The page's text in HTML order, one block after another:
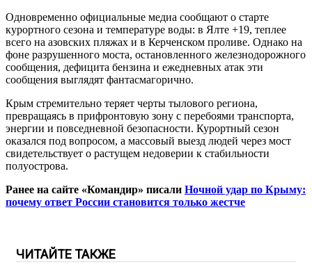
Одновременно официальные медиа сообщают о старте
курортного сезона и температуре воды: в Ялте +19, теплее
всего на азовских пляжах и в Керченском проливе. Однако на
фоне разрушенного моста, остановленного железнодорожного
сообщения, дефицита бензина и ежедневных атак эти
сообщения выглядят фантасмагорично.
Крым стремительно теряет черты тылового региона,
превращаясь в прифронтовую зону с перебоями транспорта,
энергии и повседневной безопасности. Курортный сезон
оказался под вопросом, а массовый выезд людей через мост
свидетельствует о растущем недоверии к стабильности
полуострова.
Ранее на сайте «Командир» писали Ночной удар по Крыму:
почему ответ России становится только жестче
ЧИТАЙТЕ ТАКЖЕ